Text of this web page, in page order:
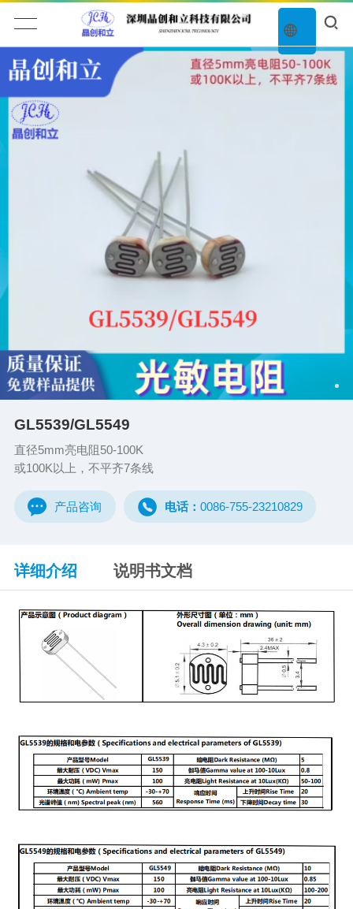
GL5539/GL5549
直径5mm亮电阻50-100K
或100K以上，不平齐7条线
产品咨询 电话： 0086-755-23210829
详细介绍 说明书文档